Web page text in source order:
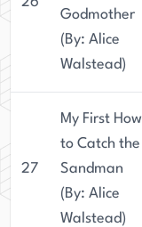
Godmother
(By: Alice
Walstead)
27
My First How
to Catch the
Sandman
(By: Alice
Walstead)